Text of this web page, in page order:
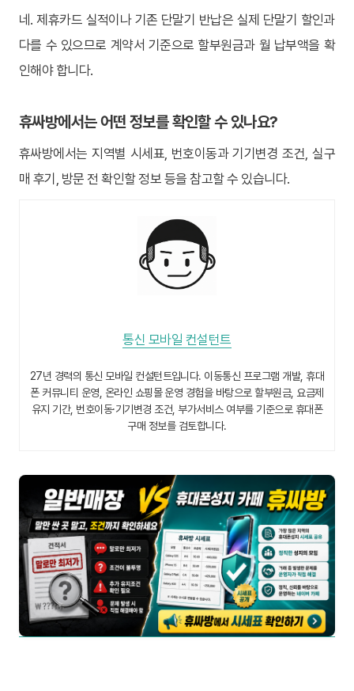
네. 제휴카드 실적이나 기존 단말기 반납은 실제 단말기 할인과
다를 수 있으므로 계약서 기준으로 할부원금과 월 납부액을 확
인해야 합니다.
휴싸방에서는 어떤 정보를 확인할 수 있나요?
휴싸방에서는 지역별 시세표, 번호이동과 기기변경 조건, 실구
매 후기, 방문 전 확인할 정보 등을 참고할 수 있습니다.
통신 모바일 컨설턴트
27년 경력의 통신 모바일 컨설턴트입니다. 이동통신 프로그램 개발, 휴대
폰 커뮤니티 운영, 온라인 쇼핑몰 운영 경험을 바탕으로 할부원금, 요금제
유지 기간, 번호이동·기기변경 조건, 부가서비스 여부를 기준으로 휴대폰
구매 정보를 검토합니다.